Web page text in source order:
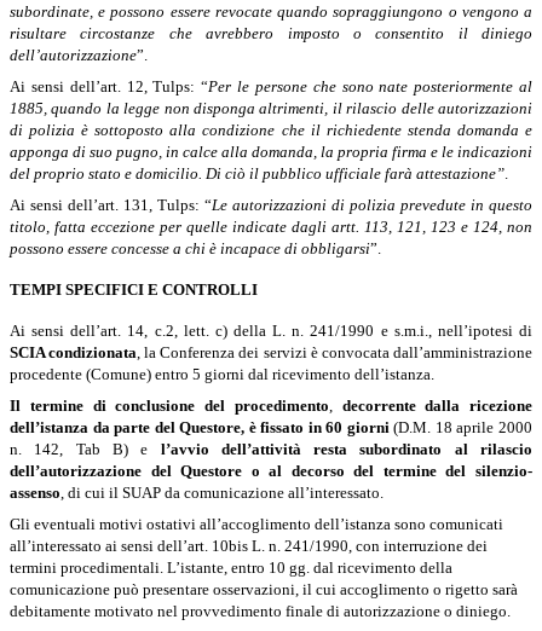
subordinate, e possono essere revocate quando sopraggiungono o vengono a
risultare circostanze che avrebbero imposto o consentito il diniego
dell’autorizzazione”.
Ai sensi dell’art. 12, Tulps: “Per le persone che sono nate posteriormente al
1885, quando la legge non disponga altrimenti, il rilascio delle autorizzazioni
di polizia è sottoposto alla condizione che il richiedente stenda domanda e
apponga di suo pugno, in calce alla domanda, la propria firma e le indicazioni
del proprio stato e domicilio. Di ciò il pubblico ufficiale farà attestazione”
Ai sensi dell’art. 131, Tulps: “Le autorizzazioni di polizia prevedute in questo
titolo, fatta eccezione per quelle indicate dagli artt. 113, 121, 123 e 124, non
possono essere concesse a chi è incapace di obbligarsi”.
TEMPI SPECIFICI E CONTROLLI
Ai sensi dell’art. 14, c.2, lett. c) della L. n. 241/1990 e s.m.i., nell’ipotesi di
SCIA condizionata , la Conferenza dei servizi è convocata dall’amministrazione
procedente (Comune) entro 5 giorni dal ricevimento dell’istanza.
Il termine di conclusione del procedimento
decorrente dalla ricezione
dell’istanza da parte del Questore, è fissato in 60 giorni(D.M. 18 aprile 2000
n. 142, Tab B) e l’avvio dell’attività
resta subordinato al rilascio
dell’autorizzazione del Questore o al decorso del termine del silenzio-
assenso , di cui il SUAP da comunicazione all’interessato.
Gli eventuali motivi ostativi all’accoglimento dell’istanza sono comunicati
all’interessato ai sensi dell’art. 10bis L. n. 241/1990, con interruzione dei
termini procedimentali. L’istante, entro 10 gg. dal ricevimento della
comunicazione può presentare osservazioni, il cui accoglimento o rigetto sarà
debitamente motivato nel provvedimento finale di autorizzazione o diniego.